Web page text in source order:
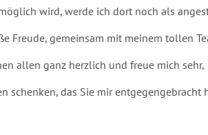
wird, werde ich dort noch als
Freude, gemeinsam mit meinem tollen
allen ganz herzlich und freue mich sehr,
schenken, das Sie mir entgegengebracht